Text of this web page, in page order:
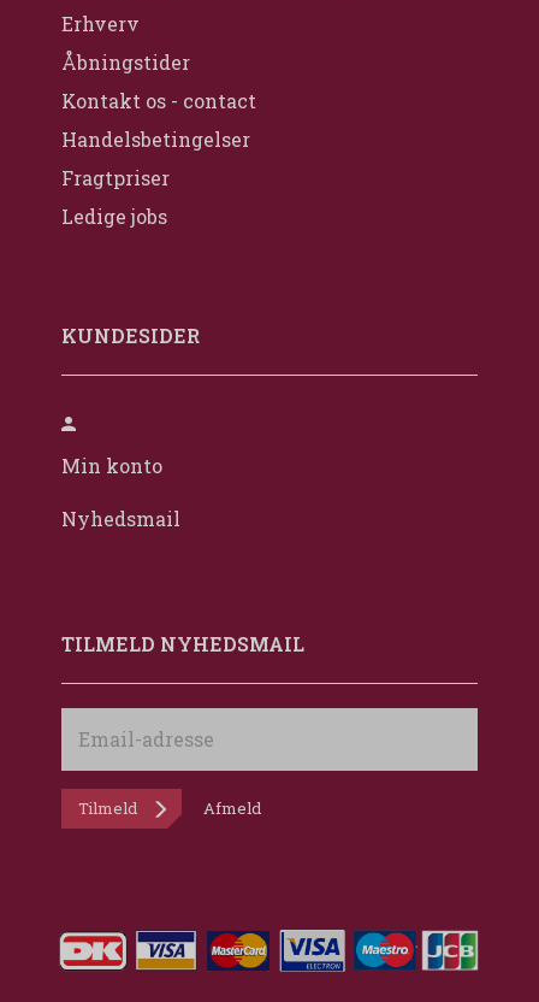
Erhverv
Åbningstider
Kontakt os - contact
Handelsbetingelser
Fragtpriser
Ledige jobs
KUNDESIDER
Min konto
Nyhedsmail
TILMELD NYHEDSMAIL
adresse
Tilmeld Afmeld